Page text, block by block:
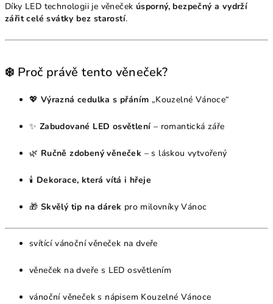
Díky LED technologii je věneček úsporný, bezpečný a vydrží
zářit celé svátky bez starostí.
❄️ Proč právě tento věneček?
💖 Výrazná cedulka s přáním „Kouzelné Vánoce“
✨ Zabudované LED osvětlení – romantická záře
🌿 Ručně zdobený věneček – s láskou vytvořený
🕯 Dekorace, která vítá i hřeje
🎁 Skvělý tip na dárek pro milovníky Vánoc
svítící vánoční věneček na dveře
věneček na dveře s LED osvětlením
vánoční věneček s nápisem Kouzelné Vánoce